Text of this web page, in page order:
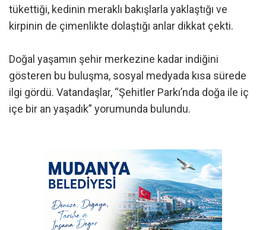
tükettiği, kedinin meraklı bakışlarla yaklaştığı ve
kirpinin de çimenlikte dolaştığı anlar dikkat çekti.
Doğal yaşamın şehir merkezine kadar indiğini
gösteren bu buluşma, sosyal medyada kısa sürede
ilgi gördü. Vatandaşlar, “Şehitler Parkı’nda doğa ile iç
içe bir an yaşadık” yorumunda bulundu.